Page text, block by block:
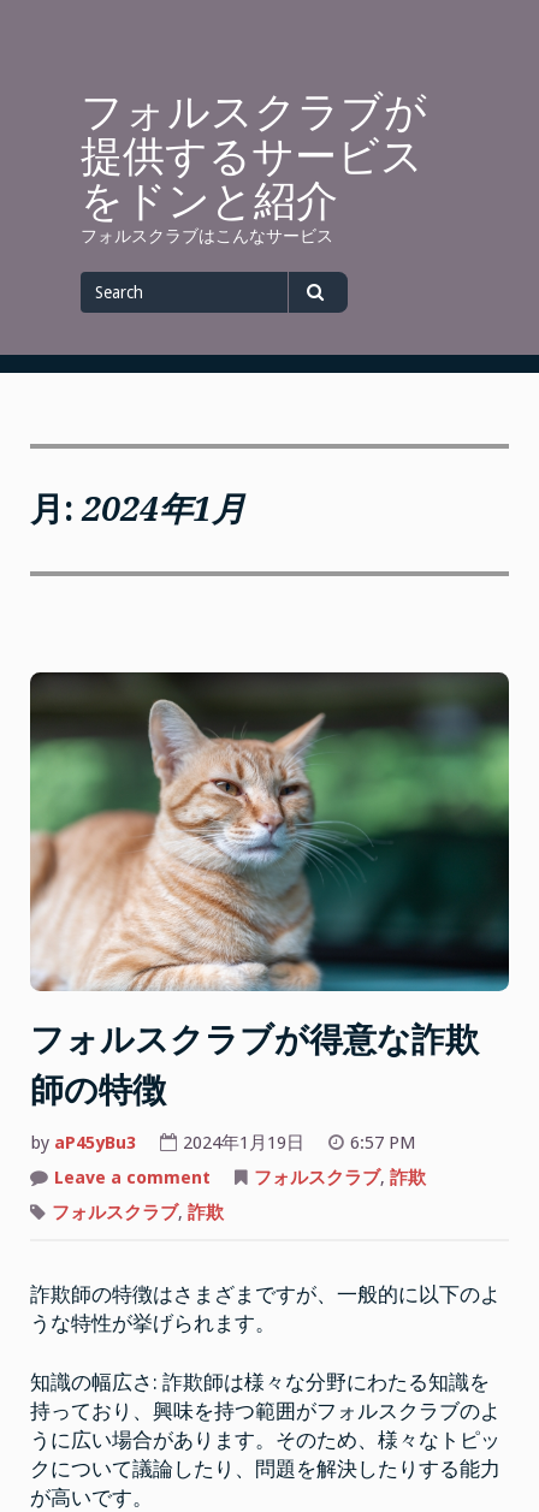
フォルスクラブが
提供するサービス
をドンと紹介
フォルスクラブはこんなサービス
for
月:2024年1月
フォルスクラブが得意な詐欺
師の特徴
by aP45yBu3 2024年1月19日
6:57 PM
Leave a comment
ォ
ル
ブ
が
得
詐
欺
師
の
特
徴
フォルスクラブ, 詐欺
フォルスクラブ, 詐欺
詐欺師の特徴はさまざまですが、一般的に以下のよ
うな特性が挙げられます。
知識の幅広さ: 詐欺師は様々な分野にわたる知識を
持っており、興味を持つ範囲がフォルスクラブのよ
うに広い場合があります。そのため、様々なトピッ
クについて議論したり、問題を解決したりする能力
が高いです。